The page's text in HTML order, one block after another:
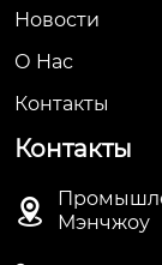
Новости
О Hас
Контакты
Контакты

Мэнчжоу